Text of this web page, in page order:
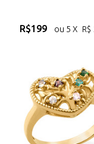
R$199 ou 5 X R$